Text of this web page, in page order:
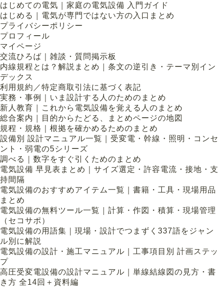
はじめての電気｜家庭の電気設備 入門ガイド
はじめる｜電気が専門ではない方の入口まとめ
プライバシーポリシー
プロフィール
マイページ
交流ひろば｜雑談・質問掲示板
内線規程とは？解説まとめ｜条文の逆引き・テーマ別イン
デックス
利用規約／特定商取引法に基づく表記
実務・事例｜いま設計する人のためのまとめ
新人教育｜これから電気設備を覚える人のまとめ
総合案内｜目的からたどる、まとめページの地図
規程・規格｜根拠を確かめるためのまとめ
設備別 設計マニュアル一覧｜受変電・幹線・照明・コンセ
ント・弱電の5シリーズ
調べる｜数字をすぐ引くためのまとめ
電気設備 早見表まとめ｜サイズ選定・許容電流・接地・支
持間隔
電気設備のおすすめアイテム一覧｜書籍・工具・現場用品
まとめ
電気設備の無料ツール一覧｜計算・作図・積算・現場管理
（セコサポ）
電気設備の用語集｜現場・設計でつまずく337語をジャン
ル別に解説
電気設備の設計・施工マニュアル｜工事項目別 計画ステッ
プ
高圧受変電設備の設計マニュアル｜単線結線図の見方・書
き方 全14回＋資料編